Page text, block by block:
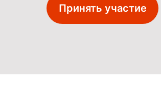
Принять участие